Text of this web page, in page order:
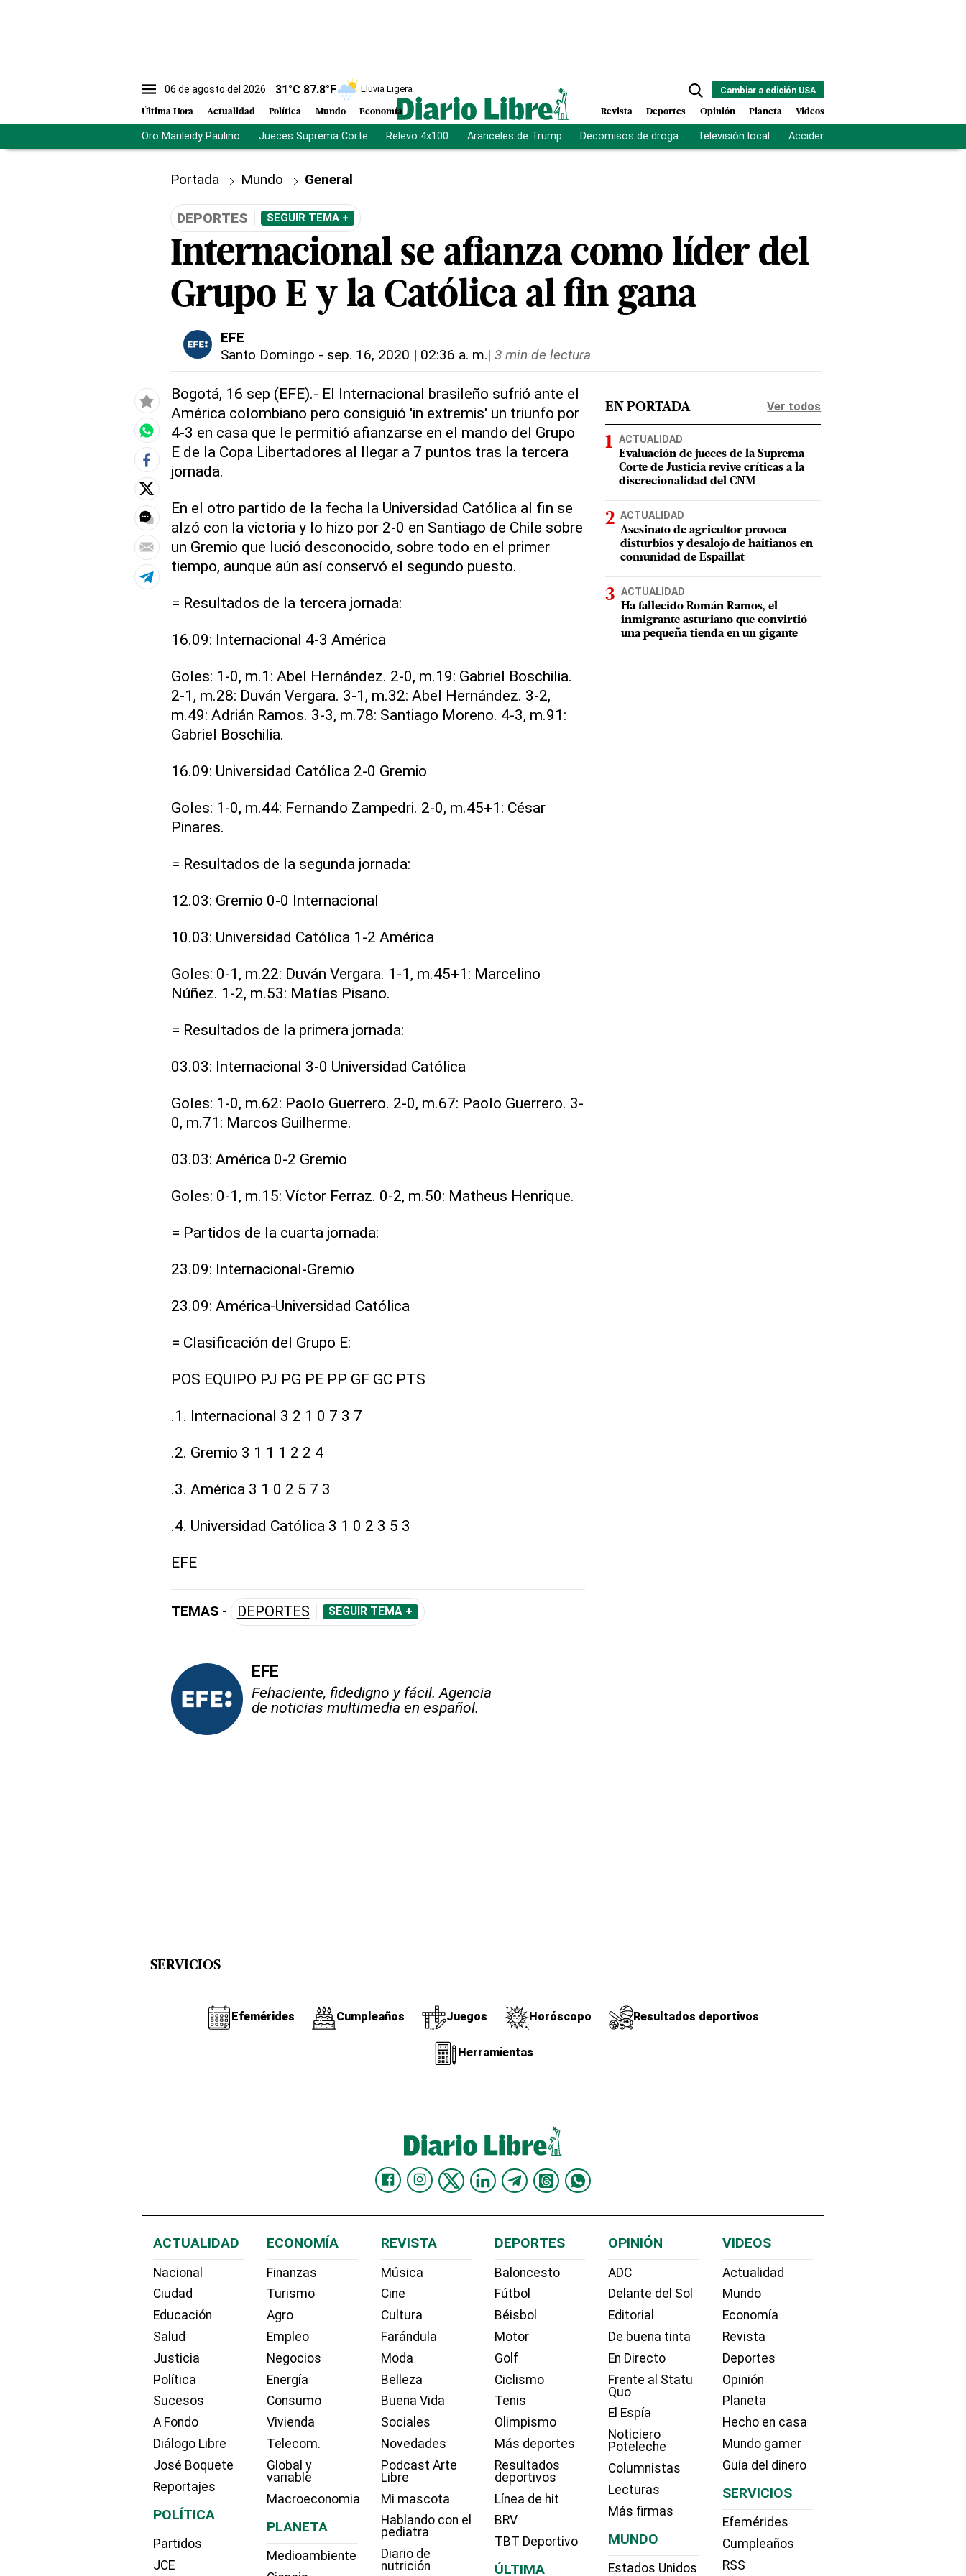
06 de agosto del 2026 31°C 87.8°F Lluvia Ligera
Última Hora Actualidad Política Mundo Economía
Cambiar a edición USA
Revista Deportes Opinión Planeta Videos
Oro Marileidy Paulino Jueces Suprema Corte Relevo 4x100 Aranceles de Trump Decomisos de droga Televisión local Accidente Los Ríos
Portada Mundo General
DEPORTES SEGUIR TEMA +
Internacional se afianza como líder del
Grupo E y la Católica al fin gana
EFE
Santo Domingo - sep. 16, 2020 | 02:36 a. m.| 3 min de lectura
Bogotá, 16 sep (EFE).- El Internacional brasileño sufrió ante el
América colombiano pero consiguió 'in extremis' un triunfo por
4-3 en casa que le permitió afianzarse en el mando del Grupo
E de la Copa Libertadores al llegar a 7 puntos tras la tercera
jornada.
En el otro partido de la fecha la Universidad Católica al fin se
alzó con la victoria y lo hizo por 2-0 en Santiago de Chile sobre
un Gremio que lució desconocido, sobre todo en el primer
tiempo, aunque aún así conservó el segundo puesto.
= Resultados de la tercera jornada:
16.09: Internacional 4-3 América
Goles: 1-0, m.1: Abel Hernández. 2-0, m.19: Gabriel Boschilia.
2-1, m.28: Duván Vergara. 3-1, m.32: Abel Hernández. 3-2,
m.49: Adrián Ramos. 3-3, m.78: Santiago Moreno. 4-3, m.91:
Gabriel Boschilia.
16.09: Universidad Católica 2-0 Gremio
Goles: 1-0, m.44: Fernando Zampedri. 2-0, m.45+1: César
Pinares.
= Resultados de la segunda jornada:
12.03: Gremio 0-0 Internacional
10.03: Universidad Católica 1-2 América
Goles: 0-1, m.22: Duván Vergara. 1-1, m.45+1: Marcelino
Núñez. 1-2, m.53: Matías Pisano.
= Resultados de la primera jornada:
03.03: Internacional 3-0 Universidad Católica
Goles: 1-0, m.62: Paolo Guerrero. 2-0, m.67: Paolo Guerrero. 3-
0, m.71: Marcos Guilherme.
03.03: América 0-2 Gremio
Goles: 0-1, m.15: Víctor Ferraz. 0-2, m.50: Matheus Henrique.
= Partidos de la cuarta jornada:
23.09: Internacional-Gremio
23.09: América-Universidad Católica
= Clasificación del Grupo E:
POS EQUIPO PJ PG PE PP GF GC PTS
.1. Internacional 3 2 1 0 7 3 7
.2. Gremio 3 1 1 1 2 2 4
.3. América 3 1 0 2 5 7 3
.4. Universidad Católica 3 1 0 2 3 5 3
EFE
TEMAS - DEPORTES SEGUIR TEMA +
EFE
Fehaciente, fidedigno y fácil. Agencia
de noticias multimedia en español.
EN PORTADA Ver todos
ACTUALIDAD
Evaluación de jueces de la Suprema
Corte de Justicia revive críticas a la
discrecionalidad del CNM
ACTUALIDAD
Asesinato de agricultor provoca
disturbios y desalojo de haitianos en
comunidad de Espaillat
ACTUALIDAD
Ha fallecido Román Ramos, el
inmigrante asturiano que convirtió
una pequeña tienda en un gigante
SERVICIOS
Efemérides Cumpleaños Juegos Horóscopo Resultados deportivos
Herramientas
ACTUALIDAD
Nacional
Ciudad
Educación
Salud
Justicia
Política
Sucesos
A Fondo
Diálogo Libre
José Boquete
Reportajes
POLÍTICA
Partidos
JCE
ECONOMÍA
Finanzas
Turismo
Agro
Empleo
Negocios
Energía
Consumo
Vivienda
Telecom.
Global y
variable
Macroeconomia
PLANETA
Medioambiente
REVISTA
Música
Cine
Cultura
Farándula
Moda
Belleza
Buena Vida
Sociales
Novedades
Podcast Arte
Libre
Mi mascota
Hablando con el
pediatra
Diario de
nutrición
DEPORTES
Baloncesto
Fútbol
Béisbol
Motor
Golf
Ciclismo
Tenis
Olimpismo
Más deportes
Resultados
deportivos
Línea de hit
BRV
TBT Deportivo
ÚLTIMA
OPINIÓN
ADC
Delante del Sol
Editorial
De buena tinta
En Directo
Frente al Statu
Quo
El Espía
Noticiero
Poteleche
Columnistas
Lecturas
Más firmas
MUNDO
Estados Unidos
VIDEOS
Actualidad
Mundo
Economía
Revista
Deportes
Opinión
Planeta
Hecho en casa
Mundo gamer
Guía del dinero
SERVICIOS
Efemérides
Cumpleaños
RSS